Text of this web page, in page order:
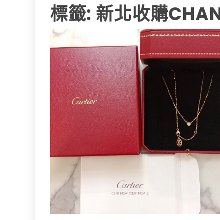
標籤: 新北收購